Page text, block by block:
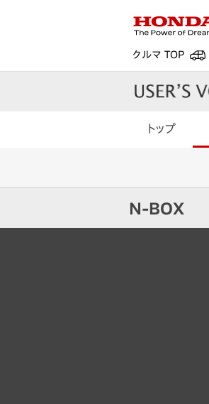
クルマ TOP
トップ
N-BOX